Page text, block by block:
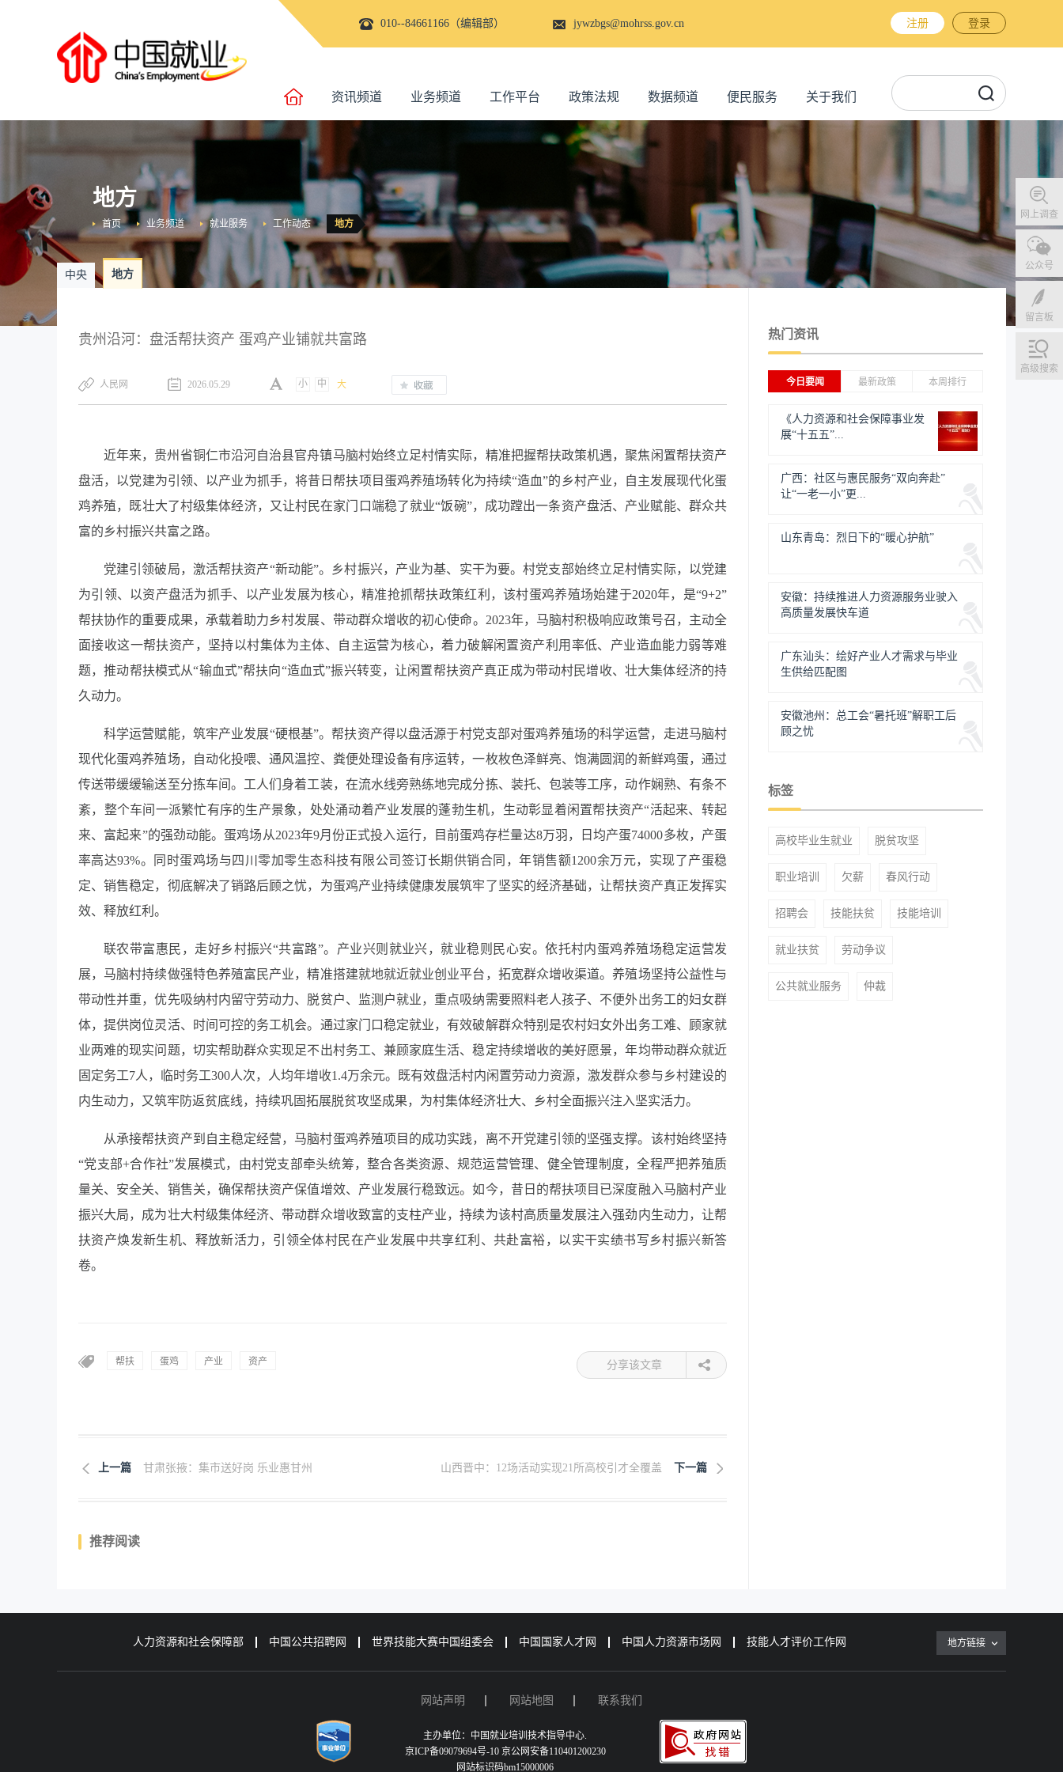
010--84661166（编辑部） jywzbgs@mohrss.gov.cn 注册 登录
资讯频道 业务频道 工作平台 政策法规 数据频道 便民服务 关于我们
网上调查
公众号
留言板
高级搜索
地方
地方
工作动态
就业服务
业务频道
首页
中央 地方
贵州沿河：盘活帮扶资产 蛋鸡产业铺就共富路
​人民网 2026.05.29 小 中 大
近年来，贵州省铜仁市沿河自治县官舟镇马脑村始终立足村情实际，精准把握帮扶政策机遇，聚焦闲置帮扶资产
盘活，以党建为引领、以产业为抓手，将昔日帮扶项目蛋鸡养殖场转化为持续“造血”的乡村产业，自主发展现代化蛋
鸡养殖，既壮大了村级集体经济，又让村民在家门口端稳了就业“饭碗”，成功蹚出一条资产盘活、产业赋能、群众共
富的乡村振兴共富之路。
党建引领破局，激活帮扶资产“新动能”。乡村振兴，产业为基、实干为要。村党支部始终立足村情实际，以党建
为引领、以资产盘活为抓手、以产业发展为核心，精准抢抓帮扶政策红利，该村蛋鸡养殖场始建于2020年，是“9+2”
帮扶协作的重要成果，承载着助力乡村发展、带动群众增收的初心使命。2023年，马脑村积极响应政策号召，主动全
面接收这一帮扶资产，坚持以村集体为主体、自主运营为核心，着力破解闲置资产利用率低、产业造血能力弱等难
题，推动帮扶模式从“输血式”帮扶向“造血式”振兴转变，让闲置帮扶资产真正成为带动村民增收、壮大集体经济的持
久动力。
科学运营赋能，筑牢产业发展“硬根基”。帮扶资产得以盘活源于村党支部对蛋鸡养殖场的科学运营，走进马脑村
现代化蛋鸡养殖场，自动化投喂、通风温控、粪便处理设备有序运转，一枚枚色泽鲜亮、饱满圆润的新鲜鸡蛋，通过
传送带缓缓输送至分拣车间。工人们身着工装，在流水线旁熟练地完成分拣、装托、包装等工序，动作娴熟、有条不
紊，整个车间一派繁忙有序的生产景象，处处涌动着产业发展的蓬勃生机，生动彰显着闲置帮扶资产“活起来、转起
来、富起来”的强劲动能。蛋鸡场从2023年9月份正式投入运行，目前蛋鸡存栏量达8万羽，日均产蛋74000多枚，产蛋
率高达93%。同时蛋鸡场与四川零加零生态科技有限公司签订长期供销合同，年销售额1200余万元，实现了产蛋稳
定、销售稳定，彻底解决了销路后顾之忧，为蛋鸡产业持续健康发展筑牢了坚实的经济基础，让帮扶资产真正发挥实
效、释放红利。
联农带富惠民，走好乡村振兴“共富路”。产业兴则就业兴，就业稳则民心安。依托村内蛋鸡养殖场稳定运营发
展，马脑村持续做强特色养殖富民产业，精准搭建就地就近就业创业平台，拓宽群众增收渠道。养殖场坚持公益性与
带动性并重，优先吸纳村内留守劳动力、脱贫户、监测户就业，重点吸纳需要照料老人孩子、不便外出务工的妇女群
体，提供岗位灵活、时间可控的务工机会。通过家门口稳定就业，有效破解群众特别是农村妇女外出务工难、顾家就
业两难的现实问题，切实帮助群众实现足不出村务工、兼顾家庭生活、稳定持续增收的美好愿景，年均带动群众就近
固定务工7人，临时务工300人次，人均年增收1.4万余元。既有效盘活村内闲置劳动力资源，激发群众参与乡村建设的
内生动力，又筑牢防返贫底线，持续巩固拓展脱贫攻坚成果，为村集体经济壮大、乡村全面振兴注入坚实活力。
从承接帮扶资产到自主稳定经营，马脑村蛋鸡养殖项目的成功实践，离不开党建引领的坚强支撑。该村始终坚持
“党支部+合作社”发展模式，由村党支部牵头统筹，整合各类资源、规范运营管理、健全管理制度，全程严把养殖质
量关、安全关、销售关，确保帮扶资产保值增效、产业发展行稳致远。如今，昔日的帮扶项目已深度融入马脑村产业
振兴大局，成为壮大村级集体经济、带动群众增收致富的支柱产业，持续为该村高质量发展注入强劲内生动力，让帮
扶资产焕发新生机、释放新活力，引领全体村民在产业发展中共享红利、共赴富裕，以实干实绩书写乡村振兴新答
卷。
帮扶 蛋鸡 产业 资产 分享该文章
上一篇 甘肃张掖：集市送好岗 乐业惠甘州 下一篇
山西晋中：12场活动实现21所高校引才全覆盖
推荐阅读
热门资讯
今日要闻 最新政策 本周排行
《人力资源和社会保障事业发
展“十五五”...
广西：社区与惠民服务“双向奔赴”
让“一老一小”更...
山东青岛：烈日下的“暖心护航”
安徽：持续推进人力资源服务业驶入
高质量发展快车道
广东汕头：绘好产业人才需求与毕业
生供给匹配图
安徽池州：总工会“暑托班”解职工后
顾之忧
标签
高校毕业生就业 脱贫攻坚
职业培训 欠薪 春风行动
招聘会 技能扶贫 技能培训
就业扶贫 劳动争议
公共就业服务 仲裁
人力资源和社会保障部 中国公共招聘网 世界技能大赛中国组委会 中国国家人才网 中国人力资源市场网 技能人才评价工作网 地方链接
网站声明 网站地图 联系我们
主办单位：中国就业培训技术指导中心.
京ICP备09079694号-10 京公网安备110401200230
网站标识码bm15000006